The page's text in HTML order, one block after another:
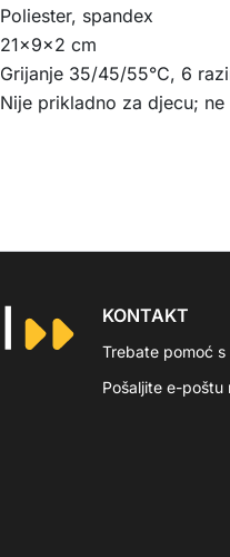
Poliester, spandex
21x9x2 cm
Grijanje 35/45/55°C, 6
Nije prikladno za djecu;
KONTAKT
Trebate pomoć s
Pošaljite e-poštu